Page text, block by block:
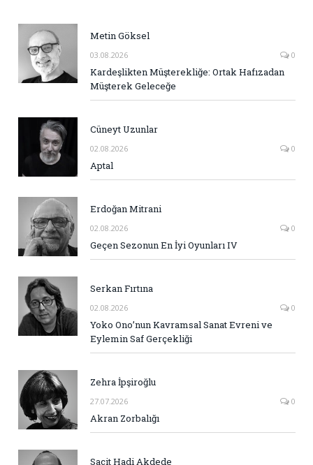
Metin Göksel
03.08.2026 0
Kardeşlikten Müşterekliğe: Ortak Hafızadan
Müşterek Geleceğe
Cüneyt Uzunlar
02.08.2026 0
Aptal
Erdoğan Mitrani
02.08.2026 0
Geçen Sezonun En İyi Oyunları IV
Serkan Fırtına
02.08.2026 0
Yoko Ono’nun Kavramsal Sanat Evreni ve
Eylemin Saf Gerçekliği
Zehra İpşiroğlu
27.07.2026 0
Akran Zorbalığı
Sacit Hadi Akdede